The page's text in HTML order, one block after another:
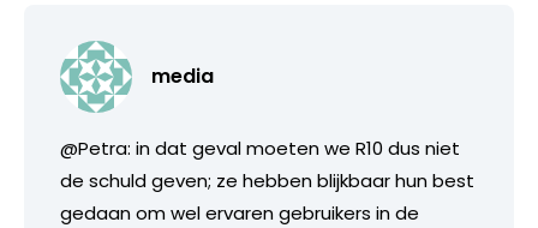
media
@Petra: in dat geval moeten we R10 dus niet
de schuld geven; ze hebben blijkbaar hun best
gedaan om wel ervaren gebruikers in de